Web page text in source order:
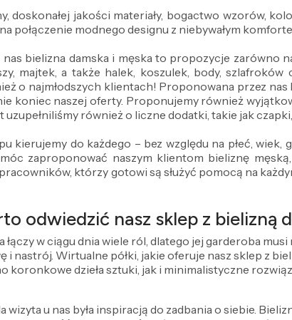
doskonałej jakości materiały, bogactwo wzorów,
połączenie modnego designu z niebywałym
bielizna damska i męska to propozycje
majtek, a także halek, koszulek, body,
o najmłodszych klientach! Proponowana przez
koniec naszej oferty. Proponujemy również
również o liczne dodatki, takie jak
kierujemy do każdego – bez względu na płeć,
zaproponować naszym klientom bieliznę
którzy gotowi są służyć pomocą na
odwiedzić nasz sklep z bielizną
łączy w ciągu dnia wiele ról, dlatego jej garderoba
i nastrój. Wirtualne półki, jakie oferuje nasz sklep z
koronkowe dzieła sztuki, jak i minimalistyczne
wizyta u nas była inspiracją do zadbania o siebie.